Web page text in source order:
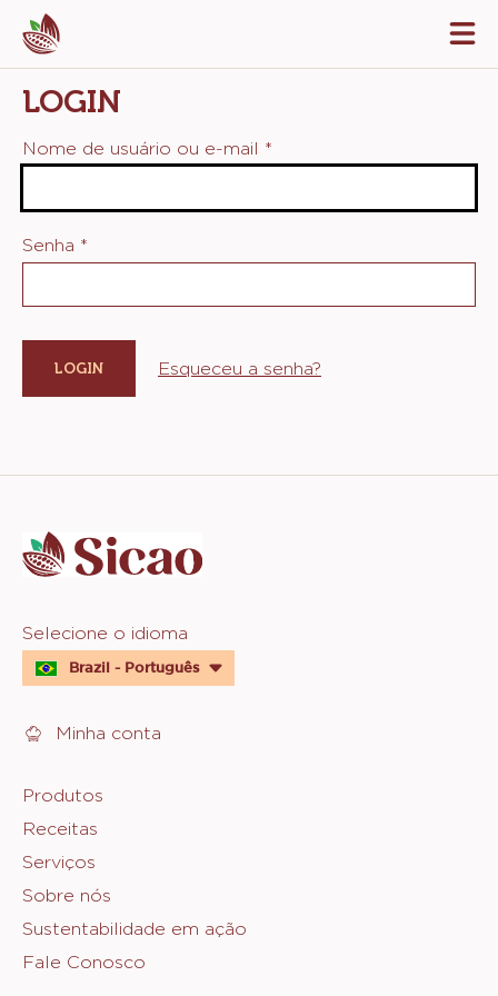
Skip
to
main
content
LOGIN
Nome de usuário ou e-mail *
Senha *
Esqueceu a senha?
info
Website
quick
links
Selecione o idioma
Brazil - Português
Minha conta
Footer
Sicao
Produtos
Receitas
Serviços
Sobre nós
Sustentabilidade em ação
Fale Conosco